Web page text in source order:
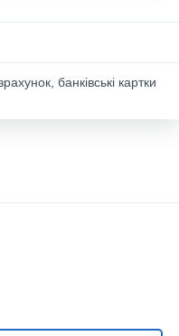
банківські картки